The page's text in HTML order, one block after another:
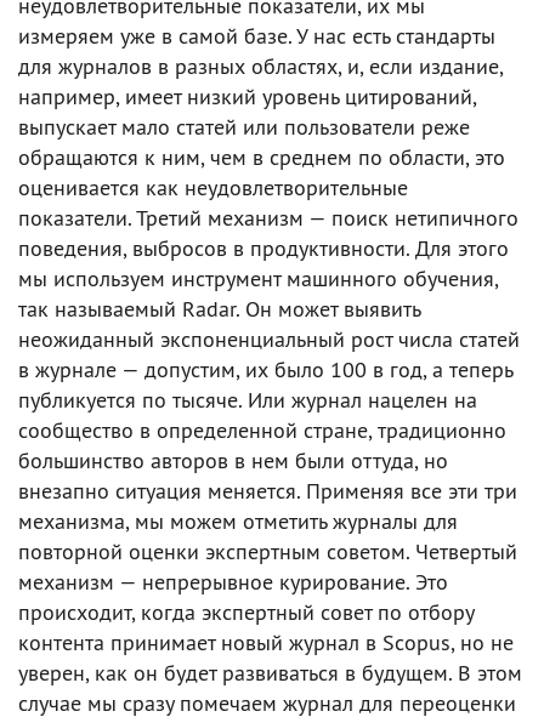
измеряем уже в самой базе. У нас есть стандарты
для журналов в разных областях, и, если издание,
например, имеет низкий уровень цитирований,
выпускает мало статей или пользователи реже
обращаются к ним, чем в среднем по области, это
оценивается как неудовлетворительные
показатели. Третий механизм — поиск нетипичного
поведения, выбросов в продуктивности. Для этого
мы используем инструмент машинного обучения,
так называемый Radar. Он может выявить
неожиданный экспоненциальный рост числа статей
в журнале — допустим, их было 100 в год, а теперь
публикуется по тысяче. Или журнал нацелен на
сообщество в определенной стране, традиционно
большинство авторов в нем были оттуда, но
внезапно ситуация меняется. Применяя все эти три
механизма, мы можем отметить журналы для
повторной оценки экспертным советом. Четвертый
механизм — непрерывное курирование. Это
происходит, когда экспертный совет по отбору
контента принимает новый журнал в Scopus, но не
уверен, как он будет развиваться в будущем. В этом
случае мы сразу помечаем журнал для переоценки